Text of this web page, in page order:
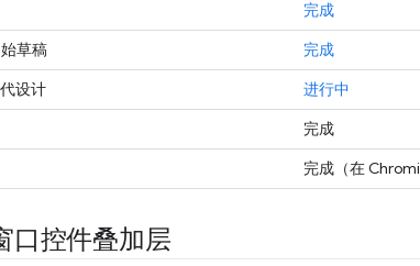
完成
草稿
完成
设计
进行中
完成
完成 （在
口控件叠加层